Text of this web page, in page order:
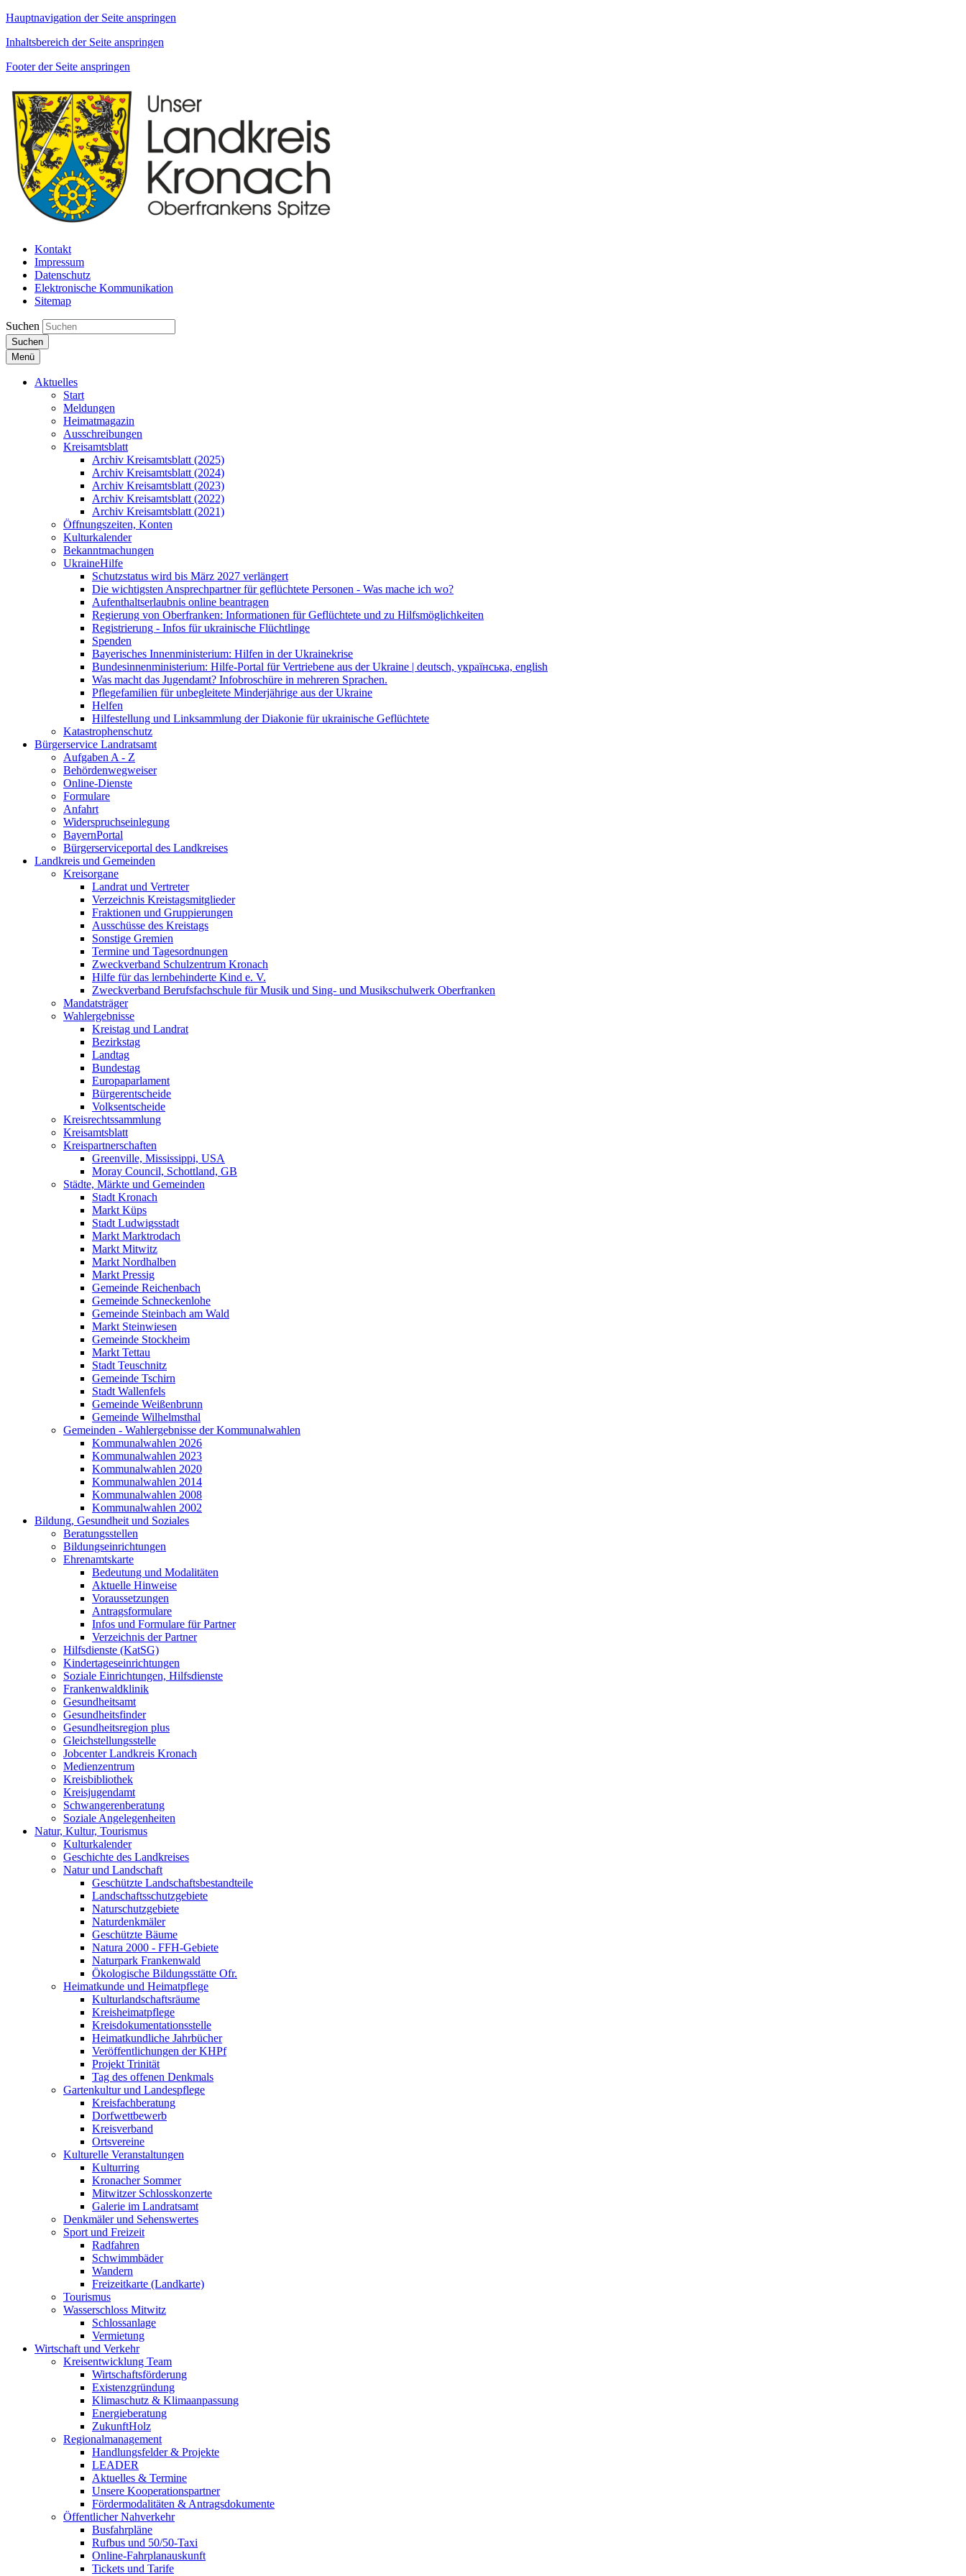
Hauptnavigation der Seite anspringen
Inhaltsbereich der Seite anspringen
Footer der Seite anspringen
Kontakt
Impressum
Datenschutz
Elektronische Kommunikation
Sitemap
Suchen
Suchen
Menü
Aktuelles
Start
Meldungen
Heimatmagazin
Ausschreibungen
Kreisamtsblatt
Archiv Kreisamtsblatt (2025)
Archiv Kreisamtsblatt (2024)
Archiv Kreisamtsblatt (2023)
Archiv Kreisamtsblatt (2022)
Archiv Kreisamtsblatt (2021)
Öffnungszeiten, Konten
Kulturkalender
Bekanntmachungen
UkraineHilfe
Schutzstatus wird bis März 2027 verlängert
Die wichtigsten Ansprechpartner für geflüchtete Personen - Was mache ich wo?
Aufenthaltserlaubnis online beantragen
Regierung von Oberfranken: Informationen für Geflüchtete und zu Hilfsmöglichkeiten
Registrierung - Infos für ukrainische Flüchtlinge
Spenden
Bayerisches Innenministerium: Hilfen in der Ukrainekrise
Bundesinnenministerium: Hilfe-Portal für Vertriebene aus der Ukraine | deutsch, українська, english
Was macht das Jugendamt? Infobroschüre in mehreren Sprachen.
Pflegefamilien für unbegleitete Minderjährige aus der Ukraine
Helfen
Hilfestellung und Linksammlung der Diakonie für ukrainische Geflüchtete
Katastrophenschutz
Bürgerservice Landratsamt
Aufgaben A - Z
Behördenwegweiser
Online-Dienste
Formulare
Anfahrt
Widerspruchseinlegung
BayernPortal
Bürgerserviceportal des Landkreises
Landkreis und Gemeinden
Kreisorgane
Landrat und Vertreter
Verzeichnis Kreistagsmitglieder
Fraktionen und Gruppierungen
Ausschüsse des Kreistags
Sonstige Gremien
Termine und Tagesordnungen
Zweckverband Schulzentrum Kronach
Hilfe für das lernbehinderte Kind e. V.
Zweckverband Berufsfachschule für Musik und Sing- und Musikschulwerk Oberfranken
Mandatsträger
Wahlergebnisse
Kreistag und Landrat
Bezirkstag
Landtag
Bundestag
Europaparlament
Bürgerentscheide
Volksentscheide
Kreisrechtssammlung
Kreisamtsblatt
Kreispartnerschaften
Greenville, Mississippi, USA
Moray Council, Schottland, GB
Städte, Märkte und Gemeinden
Stadt Kronach
Markt Küps
Stadt Ludwigsstadt
Markt Marktrodach
Markt Mitwitz
Markt Nordhalben
Markt Pressig
Gemeinde Reichenbach
Gemeinde Schneckenlohe
Gemeinde Steinbach am Wald
Markt Steinwiesen
Gemeinde Stockheim
Markt Tettau
Stadt Teuschnitz
Gemeinde Tschirn
Stadt Wallenfels
Gemeinde Weißenbrunn
Gemeinde Wilhelmsthal
Gemeinden - Wahlergebnisse der Kommunalwahlen
Kommunalwahlen 2026
Kommunalwahlen 2023
Kommunalwahlen 2020
Kommunalwahlen 2014
Kommunalwahlen 2008
Kommunalwahlen 2002
Bildung, Gesundheit und Soziales
Beratungsstellen
Bildungseinrichtungen
Ehrenamtskarte
Bedeutung und Modalitäten
Aktuelle Hinweise
Voraussetzungen
Antragsformulare
Infos und Formulare für Partner
Verzeichnis der Partner
Hilfsdienste (KatSG)
Kindertageseinrichtungen
Soziale Einrichtungen, Hilfsdienste
Frankenwaldklinik
Gesundheitsamt
Gesundheitsfinder
Gesundheitsregion plus
Gleichstellungsstelle
Jobcenter Landkreis Kronach
Medienzentrum
Kreisbibliothek
Kreisjugendamt
Schwangerenberatung
Soziale Angelegenheiten
Natur, Kultur, Tourismus
Kulturkalender
Geschichte des Landkreises
Natur und Landschaft
Geschützte Landschaftsbestandteile
Landschaftsschutzgebiete
Naturschutzgebiete
Naturdenkmäler
Geschützte Bäume
Natura 2000 - FFH-Gebiete
Naturpark Frankenwald
Ökologische Bildungsstätte Ofr.
Heimatkunde und Heimatpflege
Kulturlandschaftsräume
Kreisheimatpflege
Kreisdokumentationsstelle
Heimatkundliche Jahrbücher
Veröffentlichungen der KHPf
Projekt Trinität
Tag des offenen Denkmals
Gartenkultur und Landespflege
Kreisfachberatung
Dorfwettbewerb
Kreisverband
Ortsvereine
Kulturelle Veranstaltungen
Kulturring
Kronacher Sommer
Mitwitzer Schlosskonzerte
Galerie im Landratsamt
Denkmäler und Sehenswertes
Sport und Freizeit
Radfahren
Schwimmbäder
Wandern
Freizeitkarte (Landkarte)
Tourismus
Wasserschloss Mitwitz
Schlossanlage
Vermietung
Wirtschaft und Verkehr
Kreisentwicklung Team
Wirtschaftsförderung
Existenzgründung
Klimaschutz & Klimaanpassung
Energieberatung
ZukunftHolz
Regionalmanagement
Handlungsfelder & Projekte
LEADER
Aktuelles & Termine
Unsere Kooperationspartner
Fördermodalitäten & Antragsdokumente
Öffentlicher Nahverkehr
Busfahrpläne
Rufbus und 50/50-Taxi
Online-Fahrplanauskunft
Tickets und Tarife